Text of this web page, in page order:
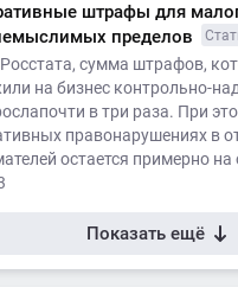
штрафы для
пределов
сумма штрафов,
на бизнес контрольно-
в три раза. При
правонарушениях в
остается примерно
Показать ещё